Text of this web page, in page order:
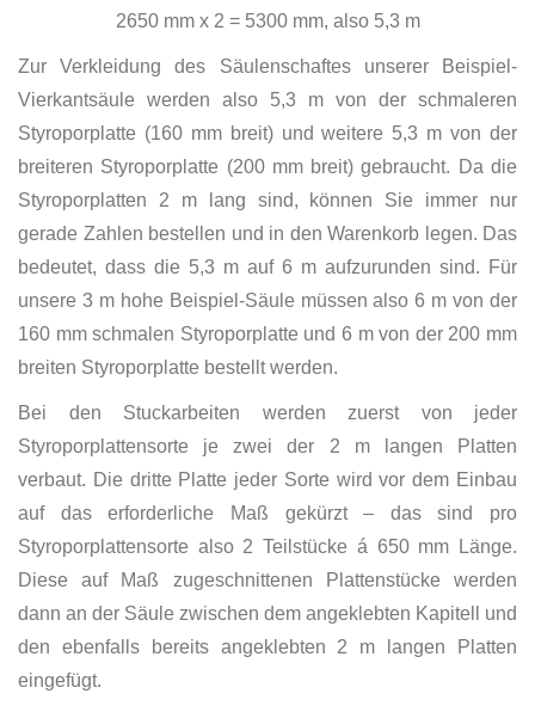
2650 mm x 2 = 5300 mm, also 5,3 m
Zur Verkleidung des Säulenschaftes unserer Beispiel-
Vierkantsäule werden also 5,3 m von der schmaleren
Styroporplatte (160 mm breit) und weitere 5,3 m von der
breiteren Styroporplatte (200 mm breit) gebraucht. Da die
Styroporplatten 2 m lang sind, können Sie immer nur
gerade Zahlen bestellen und in den Warenkorb legen. Das
bedeutet, dass die 5,3 m auf 6 m aufzurunden sind. Für
unsere 3 m hohe Beispiel-Säule müssen also 6 m von der
160 mm schmalen Styroporplatte und 6 m von der 200 mm
breiten Styroporplatte bestellt werden.
Bei den Stuckarbeiten werden zuerst von jeder
Styroporplattensorte je zwei der 2 m langen Platten
verbaut. Die dritte Platte jeder Sorte wird vor dem Einbau
auf das erforderliche Maß gekürzt – das sind pro
Styroporplattensorte also 2 Teilstücke á 650 mm Länge.
Diese auf Maß zugeschnittenen Plattenstücke werden
dann an der Säule zwischen dem angeklebten Kapitell und
den ebenfalls bereits angeklebten 2 m langen Platten
eingefügt.